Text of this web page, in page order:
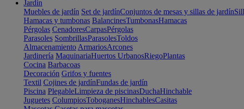
Jardín
Muebles de jardín Set de jardínConjuntos de mesas y sillas de jardín
Hamacas y tumbonas BalancinesTumbonasHamacas
Pérgolas CenadoresCarpasPérgolas
Parasoles SombrillasParasolesToldos
Almacenamiento ArmariosArcones
Jardinería MaquinariaHuertos UrbanosRiegoPlantas
Cocina Barbacoas
Decoración Grifos y fuentes
Textil Cojines de jardínFundas de jardín
Piscina PlegableLimpieza de piscinasDuchaHinchable
Juguetes ColumpiosToboganesHinchablesCasitas